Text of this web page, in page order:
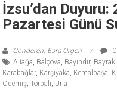
İzsu’dan
Pazartesi Günü
Gönderen: Esra Örgen
Aliağa, Balçova, Bayındır,
Karabağlar, Karşıyaka, Kemalpaşa,
Ödemiş,Torbalı, Urla